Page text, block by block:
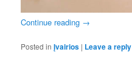
Continue reading →
Posted in Įvairios | Leave a reply